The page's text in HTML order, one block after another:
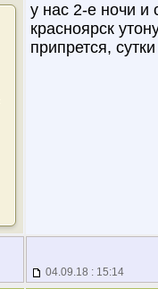
у нас 2-е ночи
красноярск
припрется,
04.09.18 : 15:14